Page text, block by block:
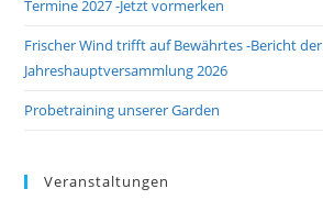
Termine 2027 -Jetzt vormerken
Frischer Wind trifft auf Bewährtes -Bericht der
Jahreshauptversammlung 2026
Probetraining unserer Garden
Veranstaltungen